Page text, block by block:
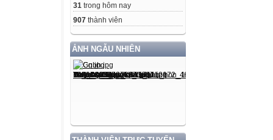
31 trong hôm nay
907 thành viên
ẢNH NGẪU NHIÊN